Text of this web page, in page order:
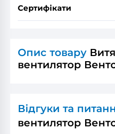
Сертифікати
Опис товару
вентилятор
Відгуки та
вентилятор